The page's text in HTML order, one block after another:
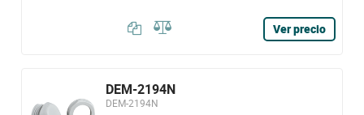
Ver precio
DEM-2194N
DEM-2194N